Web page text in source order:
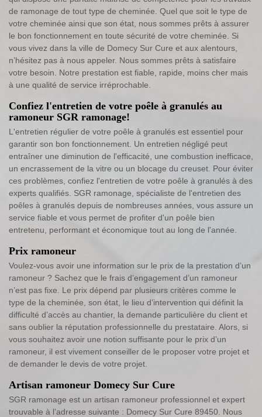
de ramonage de tout type de cheminée. Quel que soit le type de
votre cheminée ainsi que son état, nous sommes prêts à assurer
le bon fonctionnement en toute sécurité de votre cheminée. Si
vous vivez dans la ville de Domecy Sur Cure et aux alentours,
n’hésitez pas à nous appeler. Nous sommes prêts à satisfaire
votre besoin. Notre prestation est fiable, rapide, moins cher mais
à une qualité de service irréprochable.
Confiez l'entretien de votre poêle à granulés au
ramoneur SGR ramonage!
L'entretien régulier de votre poêle à granulés est essentiel pour
garantir son bon fonctionnement. Un entretien négligé peut
entraîner une diminution de l'efficacité, une combustion inefficace,
un encrassement de la vitre ou un blocage du creuset. Pour éviter
ces problèmes, confiez l'entretien de votre poêle à granulés à des
experts qualifiés. SGR ramonage, spécialiste de l'entretien des
poêles à granulés depuis de nombreuses années, vous assure un
service fiable et vous permet de profiter d'un poêle bien
entretenu, performant et économique tout au long de l'année.
Prix ramoneur
Voulez-vous avoir une information sur le prix de la prestation d’un
ramoneur ? Sachez que le frais d’engagement d’un ramoneur
n’est pas fixe. Le prix dépend par plusieurs critères comme le
type de la cheminée, son état, le lieu d’intervention qui définit la
difficulté d’accès au chantier, la demande particulière du client et
sans oublier la réputation professionnelle du prestataire. Alors, si
vous souhaitez avoir une notion suffisante pour le prix d’un
ramoneur, il est vivement conseiller de le proposer votre projet et
de demander le devis de votre projet.
Artisan ramoneur Domecy Sur Cure
SGR ramonage est un artisan ramoneur professionnel et expert
trouvable à l’adresse suivante : Domecy Sur Cure 89450. Nous